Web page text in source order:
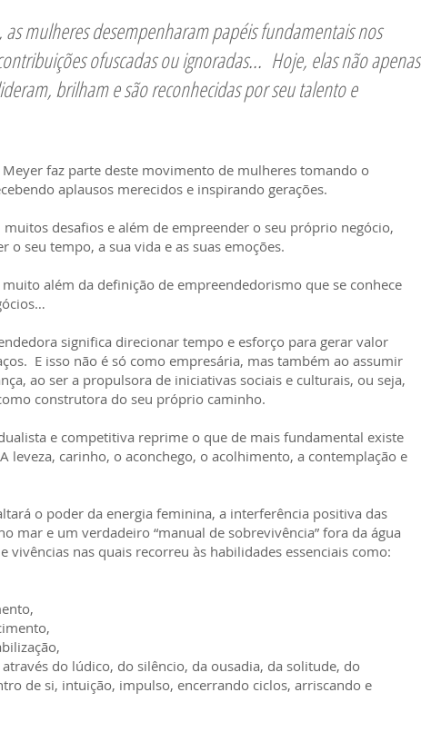
mulheres desempenharam papéis fundamentais nos
ofuscadas ou ignoradas... Hoje, elas não apenas
brilham e são reconhecidas por seu talento e
faz parte deste movimento de mulheres tomando o
aplausos merecidos e inspirando gerações.
desafios e além de empreender o seu próprio negócio,
o seu tempo, a sua vida e as suas emoções.
além da definição de empreendedorismo que se conhece
significa direcionar tempo e esforço para gerar valor
E isso não é só como empresária, mas também ao assumir
ao ser a propulsora de iniciativas sociais e culturais, ou seja,
construtora do seu próprio caminho.
e competitiva reprime o que de mais fundamental existe
leveza, carinho, o aconchego, o acolhimento, a contemplação e
o poder da energia feminina, a interferência positiva das
mar e um verdadeiro “manual de sobrevivência” fora da água
vivências nas quais recorreu às habilidades essenciais como:
do lúdico, do silêncio, da ousadia, da solitude, do
de si, intuição, impulso, encerrando ciclos, arriscando e